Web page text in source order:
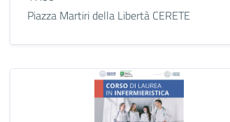
Piazza Martiri della Libertà CERETE